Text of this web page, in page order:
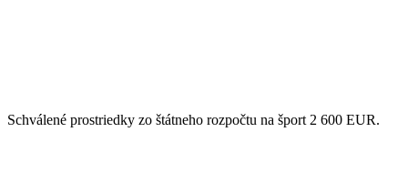
Schválené prostriedky zo štátneho rozpočtu na šport 2 600 EUR.